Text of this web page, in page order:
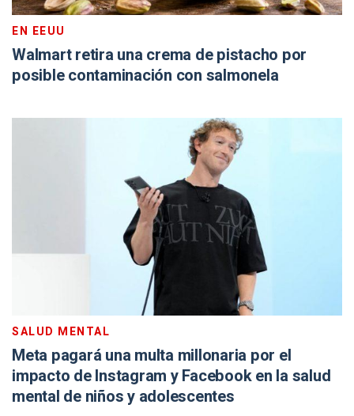
EN EEUU
Walmart retira una crema de pistacho por
posible contaminación con salmonela
SALUD MENTAL
Meta pagará una multa millonaria por el
impacto de Instagram y Facebook en la salud
mental de niños y adolescentes